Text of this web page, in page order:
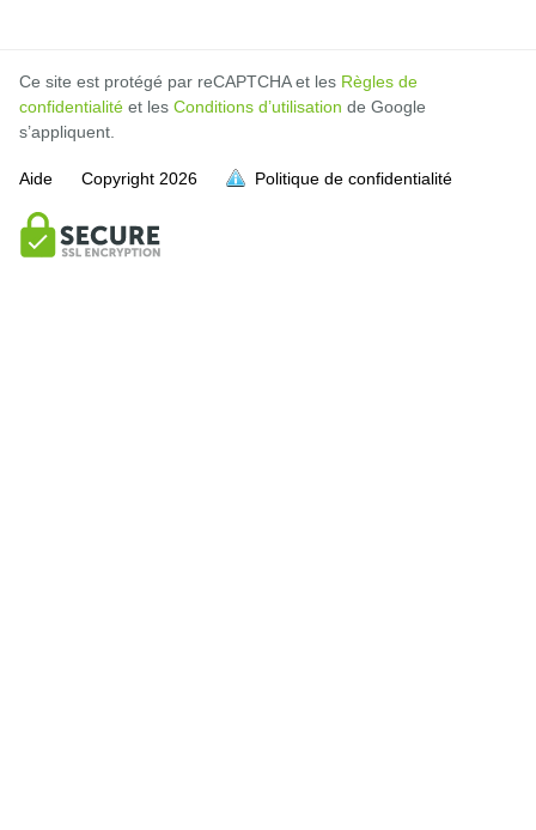
Ce site est protégé par reCAPTCHA et les Règles de
confidentialité et les Conditions d’utilisation de Google
s’appliquent.
Aide Copyright 2026 Politique de confidentialité